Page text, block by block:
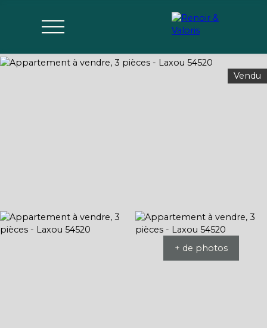
Vendu
+ de photos